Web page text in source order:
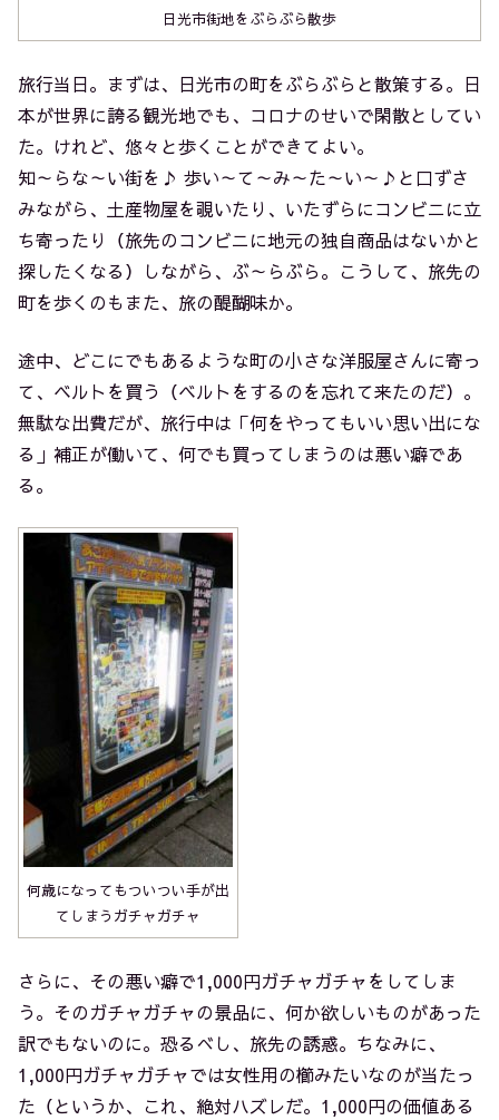
日光市街地をぶらぶら散歩
旅行当日。まずは、日光市の町をぶらぶらと散策する。日
本が世界に誇る観光地でも、コロナのせいで閑散としてい
た。けれど、悠々と歩くことができてよい。
知～らな～い街を♪ 歩い～て～み～た～い～♪と口ずさ
みながら、土産物屋を覗いたり、いたずらにコンビニに立
ち寄ったり（旅先のコンビニに地元の独自商品はないかと
探したくなる）しながら、ぶ～らぶら。こうして、旅先の
町を歩くのもまた、旅の醍醐味か。
途中、どこにでもあるような町の小さな洋服屋さんに寄っ
て、ベルトを買う（ベルトをするのを忘れて来たのだ）。
無駄な出費だが、旅行中は「何をやってもいい思い出にな
る」補正が働いて、何でも買ってしまうのは悪い癖であ
る。
何歳になってもついつい手が出
てしまうガチャガチャ
さらに、その悪い癖で1,000円ガチャガチャをしてしま
う。そのガチャガチャの景品に、何か欲しいものがあった
訳でもないのに。恐るべし、旅先の誘惑。ちなみに、
1,000円ガチャガチャでは女性用の櫛みたいなのが当たっ
た（というか、これ、絶対ハズレだ。1,000円の価値ある